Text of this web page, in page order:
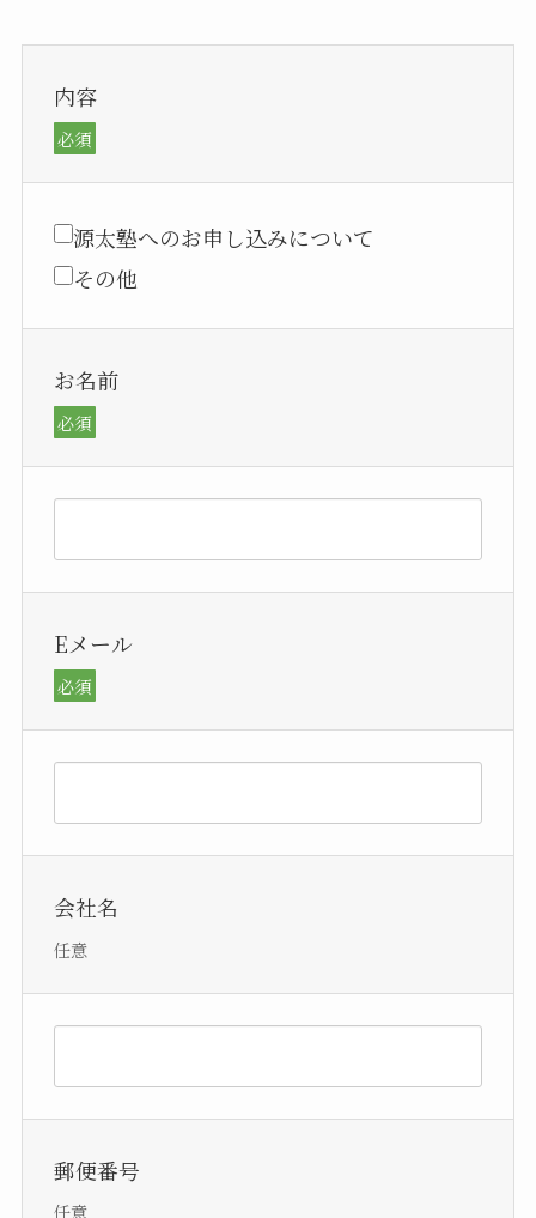
内容
必須
源太塾へのお申し込みについて
その他
お名前
必須
Eメール
必須
会社名
任意
郵便番号
任意